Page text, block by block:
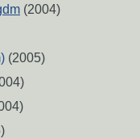
(2004)
(2005)